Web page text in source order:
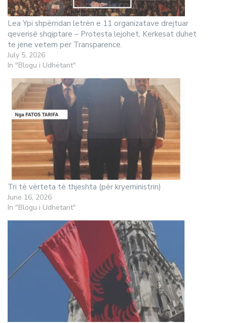
Lea Ypi shpërndan letrën e 11 organizatave drejtuar
qeverisë shqiptare – Protesta lejohet, Kerkesat duhet
te jene vetem per Transparence.
July 5, 2026
In "Blogu i Udhëtarit"
Tri të vërteta të thjeshta (për kryeministrin)
June 16, 2026
In "Blogu i Udhëtarit"